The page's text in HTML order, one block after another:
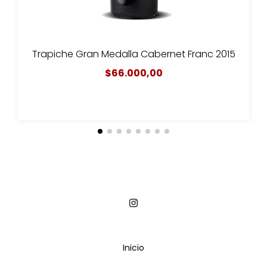
Trapiche Gran Medalla Cabernet Franc 2015
$66.000,00
Inicio